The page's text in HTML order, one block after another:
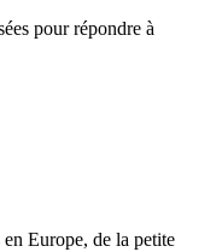
pour répondre à
Europe, de la petite